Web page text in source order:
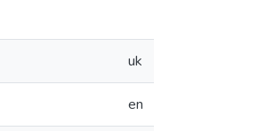
uk
en